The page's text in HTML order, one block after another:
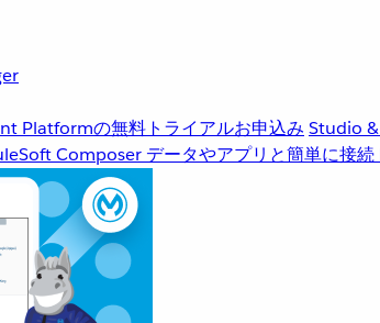
Platformの無料トライアルお申込み Studio
Composer データやアプリと簡単に接続